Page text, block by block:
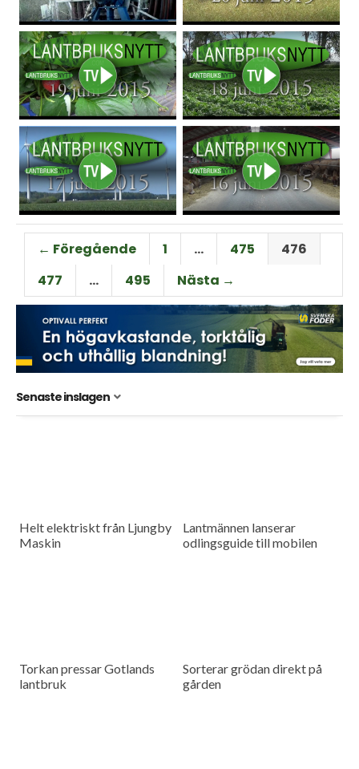
← Föregående 1 … 475
476
477
… 495 Nästa →
Senaste inslagen
Helt elektriskt från Ljungby
Maskin
Lantmännen lanserar
odlingsguide till mobilen
Torkan pressar Gotlands
lantbruk
Sorterar grödan direkt på
gården